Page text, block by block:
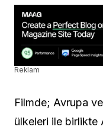
Reklam
Filmde; Avrupa
ülkeleri ile birlikte